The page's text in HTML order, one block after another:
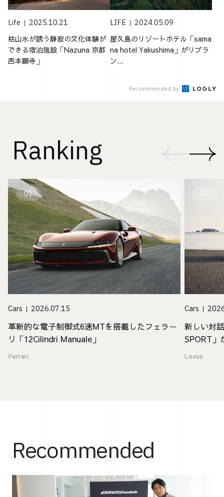
Life 2025.10.21
枯山水が誘う静寂の文化体験が
できる宿泊施設「Nazuna 京都
西本願寺」
LIFE 2024.05.09
屋久島のリゾートホテル「sama
na hotel Yakushima」がリブラ
ン...
Recommended by
Ranking
01
Cars 2026.07.15
革新的な電子制御式6速MTを搭載したフェラー
リ「12Cilindri Manuale」
Ferrari
02
Cars
新しい対
SPORT」
Lexus
Recommended